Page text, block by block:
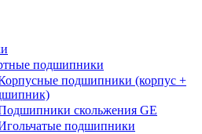
подшипники
подшипники (корпус +
скольжения GE
подшипники